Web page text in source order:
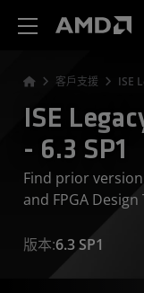
客戶支援 ISE
ISE
- 6.3 SP1
Find prior
and FPGA
版本:6.3 SP1